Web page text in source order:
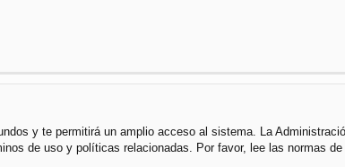
y te permitirá un amplio acceso al sistema. La
de uso y políticas relacionadas. Por favor, lee las normas